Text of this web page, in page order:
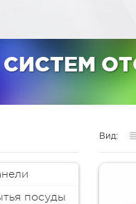
посуды
Вид: